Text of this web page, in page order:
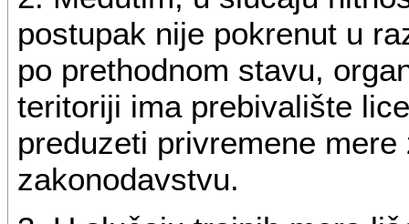
postupak nije pokrenut u
po prethodnom stavu,
teritoriji ima prebivalište
preduzeti privremene
zakonodavstvu.